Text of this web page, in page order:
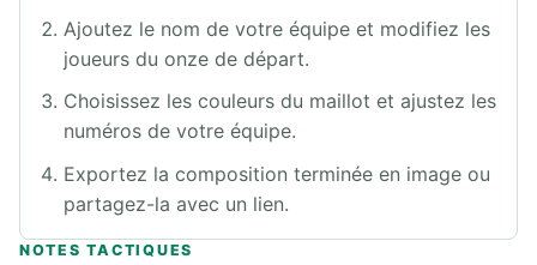
Ajoutez le nom de votre équipe et modifiez les
joueurs du onze de départ.
Choisissez les couleurs du maillot et ajustez les
numéros de votre équipe.
Exportez la composition terminée en image ou
partagez-la avec un lien.
NOTES TACTIQUES